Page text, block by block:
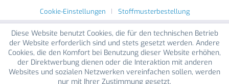
Cookie-Einstellungen
Stoffmusterbestellung
Diese Website benutzt Cookies, die für den technischen Betrieb
der Website erforderlich sind und stets gesetzt werden. Andere
Cookies, die den Komfort bei Benutzung dieser Website erhöhen,
der Direktwerbung dienen oder die Interaktion mit anderen
Websites und sozialen Netzwerken vereinfachen sollen, werden
nur mit Ihrer Zustimmung gesetzt.